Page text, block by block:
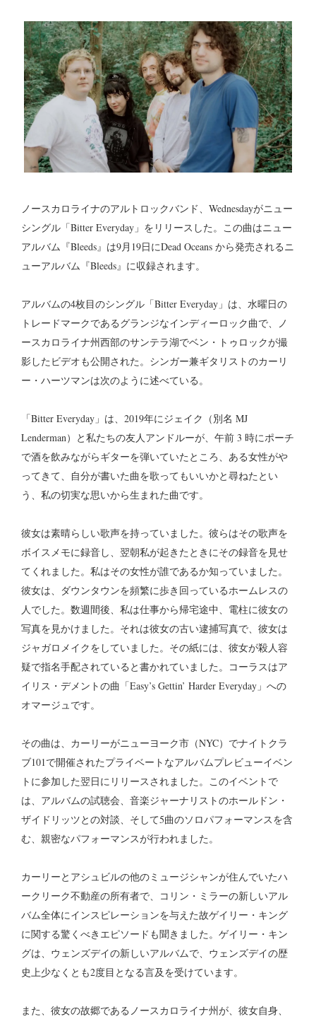
ノースカロライナのアルトロックバンド、Wednesdayがニュー
シングル「Bitter Everyday」をリリースした。この曲はニュー
アルバム『Bleeds』は9月19日にDead Oceans から発売されるニ
ューアルバム『Bleeds』に収録されます。
アルバムの4枚目のシングル「Bitter Everyday」は、水曜日の
トレードマークであるグランジなインディーロック曲で、ノ
ースカロライナ州西部のサンテラ湖でベン・トゥロックが撮
影したビデオも公開された。シンガー兼ギタリストのカーリ
ー・ハーツマンは次のように述べている。
「Bitter Everyday」は、2019年にジェイク（別名 MJ
Lenderman）と私たちの友人アンドルーが、午前 3 時にポーチ
で酒を飲みながらギターを弾いていたところ、ある女性がや
ってきて、自分が書いた曲を歌ってもいいかと尋ねたとい
う、私の切実な思いから生まれた曲です。
彼女は素晴らしい歌声を持っていました。彼らはその歌声を
ボイスメモに録音し、翌朝私が起きたときにその録音を見せ
てくれました。私はその女性が誰であるか知っていました。
彼女は、ダウンタウンを頻繁に歩き回っているホームレスの
人でした。数週間後、私は仕事から帰宅途中、電柱に彼女の
写真を見かけました。それは彼女の古い逮捕写真で、彼女は
ジャガロメイクをしていました。その紙には、彼女が殺人容
疑で指名手配されていると書かれていました。コーラスはア
イリス・デメントの曲「Easy’s Gettin’ Harder Everyday」への
オマージュです。
その曲は、カーリーがニューヨーク市（NYC）でナイトクラ
ブ101で開催されたプライベートなアルバムプレビューイベン
トに参加した翌日にリリースされました。このイベントで
は、アルバムの試聴会、音楽ジャーナリストのホールドン・
ザイドリッツとの対談、そして5曲のソロパフォーマンスを含
む、親密なパフォーマンスが行われました。
カーリーとアシュビルの他のミュージシャンが住んでいたハ
ークリーク不動産の所有者で、コリン・ミラーの新しいアル
バム全体にインスピレーションを与えた故ゲイリー・キング
に関する驚くべきエピソードも聞きました。ゲイリー・キン
グは、ウェンズデイの新しいアルバムで、ウェンズデイの歴
史上少なくとも2度目となる言及を受けています。
また、彼女の故郷であるノースカロライナ州が、彼女自身、